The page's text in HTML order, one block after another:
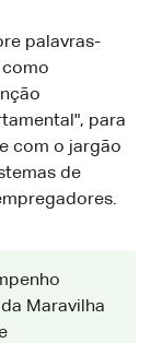
palavras-
para
com o jargão
de
Maravilha